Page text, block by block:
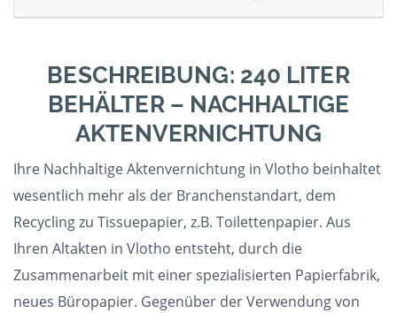
BESCHREIBUNG: 240 LITER
BEHÄLTER – NACHHALTIGE
AKTENVERNICHTUNG
Ihre Nachhaltige Aktenvernichtung in Vlotho beinhaltet
wesentlich mehr als der Branchenstandart, dem
Recycling zu Tissuepapier, z.B. Toilettenpapier. Aus
Ihren Altakten in Vlotho entsteht, durch die
Zusammenarbeit mit einer spezialisierten Papierfabrik,
neues Büropapier. Gegenüber der Verwendung von